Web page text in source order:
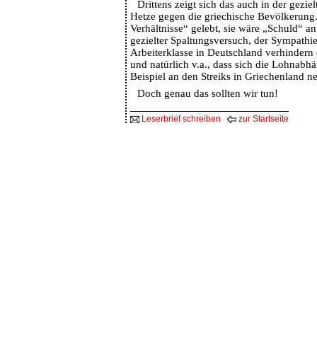
Drittens zeigt sich das auch in der
Hetze gegen die griechische
Verhältnisse“ gelebt, sie wäre „Schuld“
gezielter Spaltungsversuch, der
Arbeiterklasse in Deutschland verhindern
und natürlich v.a., dass sich die
Beispiel an den Streiks in Griechenland
Doch genau das sollten wir tun!
Leserbrief schreiben zur Startseite